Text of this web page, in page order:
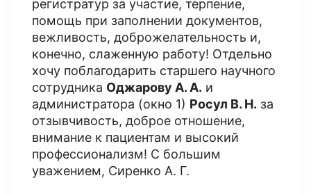
регистратур за участие, терпение,
помощь при заполнении документов,
вежливость, доброжелательность и,
конечно, слаженную работу! Отдельно
хочу поблагодарить старшего научного
сотрудника Оджарову А. А. и
администратора (окно 1) Росул В. Н. за
отзывчивость, доброе отношение,
внимание к пациентам и высокий
профессионализм! С большим
уважением, Сиренко А. Г.